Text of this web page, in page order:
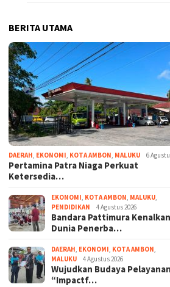
BERITA UTAMA
DAERAH, EKONOMI, KOTA AMBON, MALUKU 6
Pertamina Patra Niaga Perkuat
Ketersedia…
EKONOMI, KOTA AMBON, MALUKU,
PENDIDIKAN
4 Agustus 2026
Bandara Pattimura Kenalkan
Dunia Penerba…
DAERAH, EKONOMI, KOTA AMBON,
MALUKU
4 Agustus 2026
Wujudkan Budaya Pelayanan
“Impactf…